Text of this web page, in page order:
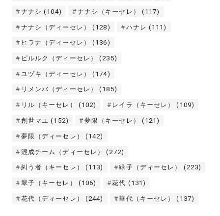
ナナシ (104) ナナシ（キーセレ） (117)
ナナシ（ディーセレ） (128) ハナレ (111)
ヒラナ（ディーセレ） (136)
ピルルク（ディーセレ） (235)
ユヅキ（ディーセレ） (174)
リメンバ（ディーセレ） (185)
リル（キーセレ） (102) レイラ（キーセレ） (109)
創世マユ (152) 夢限（キーセレ） (121)
夢限（ディーセレ） (142)
混成チーム（ディーセレ） (272)
糾う者（キーセレ） (113) 緑子（ディーセレ） (223)
翠子（キーセレ） (106) 花代 (131)
花代（ディーセレ） (244) 華代（キーセレ） (137)